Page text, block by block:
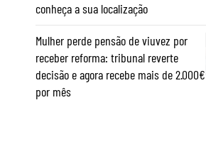
conheça a sua localização
Mulher perde pensão de viuvez por
receber reforma: tribunal reverte
decisão e agora recebe mais de 2.000€
por mês